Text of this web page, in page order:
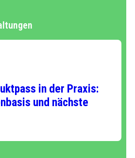
in der Praxis:
und nächste